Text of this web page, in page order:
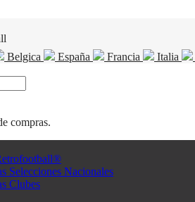
Belgica España Francia Italia
compras.
Selecciones Nacionales
Clubes